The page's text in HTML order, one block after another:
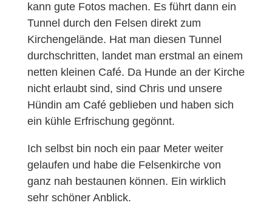
kann gute Fotos machen. Es führt dann ein
Tunnel durch den Felsen direkt zum
Kirchengelände. Hat man diesen Tunnel
durchschritten, landet man erstmal an einem
netten kleinen Café. Da Hunde an der Kirche
nicht erlaubt sind, sind Chris und unsere
Hündin am Café geblieben und haben sich
ein kühle Erfrischung gegönnt.
Ich selbst bin noch ein paar Meter weiter
gelaufen und habe die Felsenkirche von
ganz nah bestaunen können. Ein wirklich
sehr schöner Anblick.